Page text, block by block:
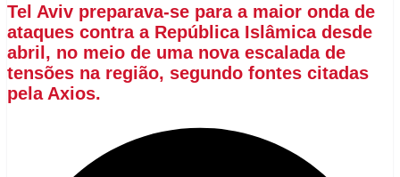
Tel Aviv preparava-se para a maior onda de
ataques contra a República Islâmica desde
abril, no meio de uma nova escalada de
tensões na região, segundo fontes citadas
pela Axios.